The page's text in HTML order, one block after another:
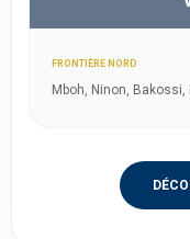
FRONTIÈRE NORD
Mboh, Ninon,